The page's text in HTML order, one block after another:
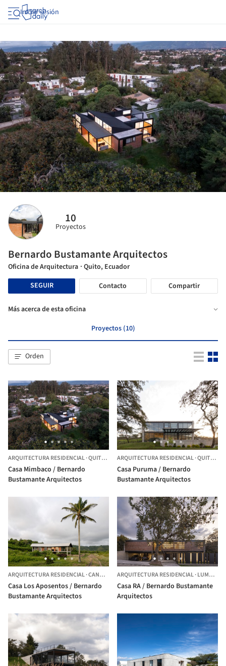
Iniciar sesión
10
Proyectos
Bernardo Bustamante Arquitectos
Oficina de Arquitectura · Quito, Ecuador
SEGUIR
Contacto Compartir
Más acerca de esta oficina
Proyectos (10)
Orden
ARQUITECTURA RESIDENCIAL·QUITO, ECUADOR
Casa Mimbaco / Bernardo
Bustamante Arquitectos
ARQUITECTURA RESIDENCIAL·QUITO,
Casa Puruma / Bernardo
Bustamante Arquitectos
ARQUITECTURA RESIDENCIAL·CANOA, ECUADOR
Casa Los Aposentos / Bernardo
Bustamante Arquitectos
ARQUITECTURA RESIDENCIAL·LUMBISI,
Casa RA / Bernardo Bustamante
Arquitectos